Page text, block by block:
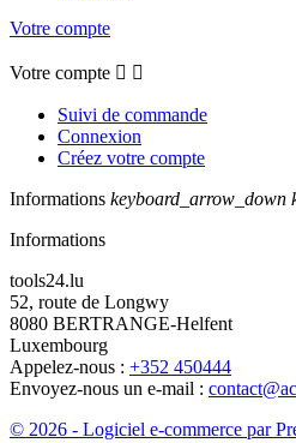
Votre compte
Votre compte  
Suivi de commande
Connexion
Créez votre compte
Informations keyboard_arrow_down
Informations
tools24.lu
52, route de Longwy
8080 BERTRANGE-Helfent
Luxembourg
Appelez-nous : +352 450444
Envoyez-nous un e-mail :
© 2026 - Logiciel e-commerce par